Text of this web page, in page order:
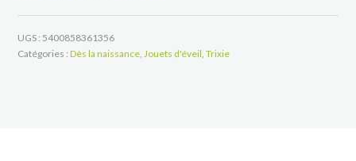
UGS : 5400858361356
Catégories :Dès la naissance,Jouets d'éveil,Trixie